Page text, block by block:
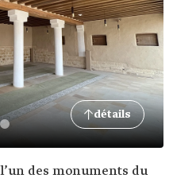
détails
des monuments du